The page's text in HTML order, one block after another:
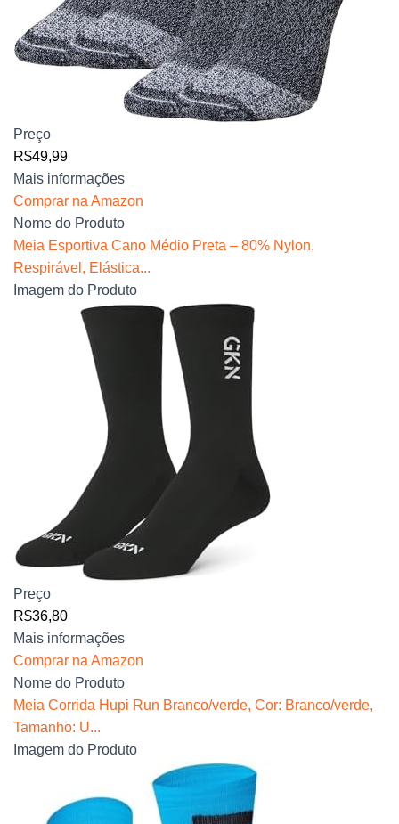
Preço
R$49,99
Mais informações
Comprar na Amazon
Nome do Produto
Meia Esportiva Cano Médio Preta – 80% Nylon,
Respirável, Elástica...
Imagem do Produto
Preço
R$36,80
Mais informações
Comprar na Amazon
Nome do Produto
Meia Corrida Hupi Run Branco/verde, Cor: Branco/verde,
Tamanho: U...
Imagem do Produto